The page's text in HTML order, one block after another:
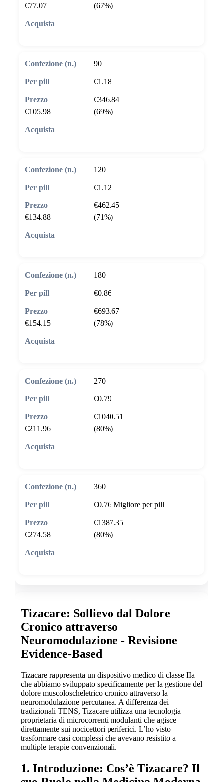
€77.07
(67%)
90
€1.18
€346.84
€105.98
(69%)
120
€1.12
€462.45
€134.88
(71%)
180
€0.86
€693.67
€154.15
(78%)
270
€0.79
€1040.51
€211.96
(80%)
360
€0.76 Migliore per pill
€1387.35
€274.58
(80%)
Tizacare: Sollievo dal Dolore
Cronico attraverso
Neuromodulazione - Revisione
Evidence-Based
Tizacare rappresenta un dispositivo medico di classe IIa
che abbiamo sviluppato specificamente per la gestione del
dolore muscoloscheletrico cronico attraverso la
neuromodulazione percutanea. A differenza dei
tradizionali TENS, Tizacare utilizza una tecnologia
proprietaria di microcorrenti modulanti che agisce
direttamente sui nocicettori periferici. L’ho visto
trasformare casi complessi che avevano resistito a
multiple terapie convenzionali.
1. Introduzione: Cos’è Tizacare? Il